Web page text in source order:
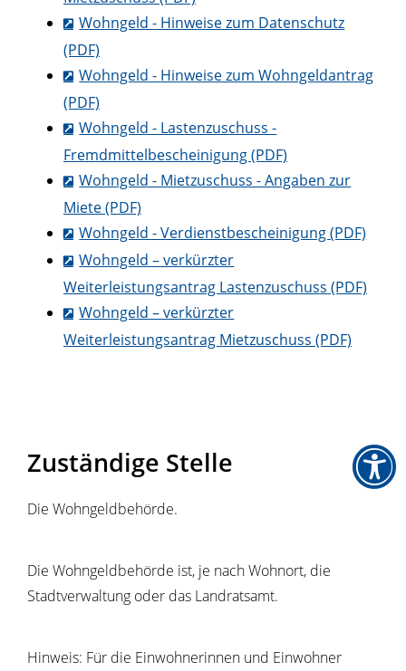
Wohngeld - Hinweise zum Datenschutz
(PDF)
Wohngeld - Hinweise zum Wohngeldantrag
(PDF)
Wohngeld - Lastenzuschuss -
Fremdmittelbescheinigung (PDF)
Wohngeld - Mietzuschuss - Angaben zur
Miete (PDF)
Wohngeld - Verdienstbescheinigung (PDF)
Wohngeld – verkürzter
Weiterleistungsantrag Lastenzuschuss (PDF)
Wohngeld – verkürzter
Weiterleistungsantrag Mietzuschuss (PDF)
Zuständige Stelle
Die Wohngeldbehörde.
Die Wohngeldbehörde ist, je nach Wohnort, die
Stadtverwaltung oder das Landratsamt.
Hinweis: Für die Einwohnerinnen und Einwohner